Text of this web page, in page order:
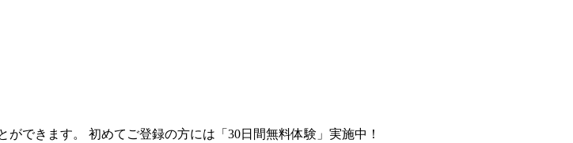
できます。 初めてご登録の方には「30日間無料体験」実施中！